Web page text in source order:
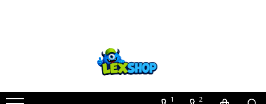
Board Games
1 2